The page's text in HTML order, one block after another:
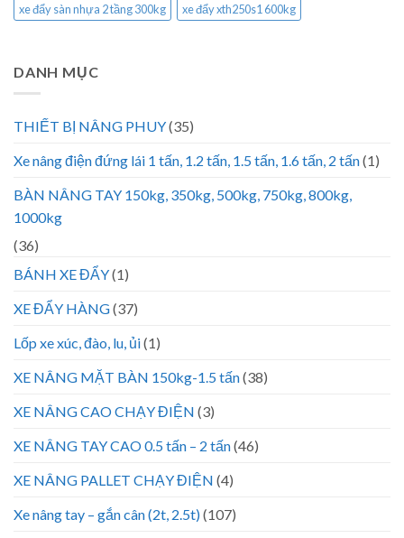
xe đẩy sàn nhựa 2 tầng 300kg
xe đẩy xth250s1 600kg
DANH MỤC
THIẾT BỊ NÂNG PHUY(35)
Xe nâng điện đứng lái 1 tấn, 1.2 tấn, 1.5 tấn, 1.6 tấn, 2 tấn(1)
BÀN NÂNG TAY 150kg, 350kg, 500kg, 750kg, 800kg,
1000kg
(36)
BÁNH XE ĐẨY(1)
XE ĐẨY HÀNG(37)
Lốp xe xúc, đào, lu, ủi(1)
XE NÂNG MẶT BÀN 150kg-1.5 tấn(38)
XE NÂNG CAO CHẠY ĐIỆN (3)
XE NÂNG TAY CAO 0.5 tấn – 2 tấn(46)
XE NÂNG PALLET CHẠY ĐIỆN (4)
Xe nâng tay – gắn cân (2t, 2.5t)(107)